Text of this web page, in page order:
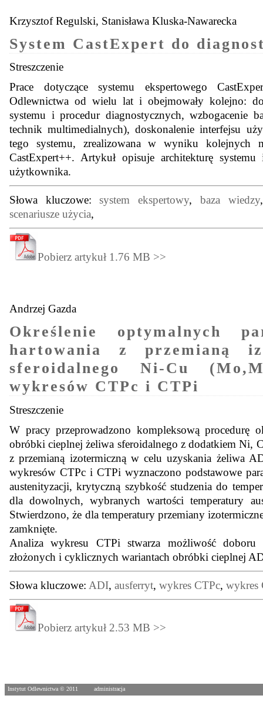
Krzysztof Regulski, Stanisława Kluska-Nawarecka
System CastExpert do
Streszczenie
Prace dotyczące systemu ekspertowego
Odlewnictwa od wielu lat i obejmowały kolejno:
systemu i procedur diagnostycznych, wzbogacenie
technik multimedialnych), doskonalenie interfejsu
tego systemu, zrealizowana w wyniku kolejnych
CastExpert++. Artykuł opisuje architekturę
użytkownika.
Słowa kluczowe:system ekspertowy, baza wiedzy,
scenariusze użycia,
Pobierz artykuł 1.76 MB >>
Andrzej Gazda
Określenie optymalnych
hartowania z przemianą
sferoidalnego Ni-Cu
wykresów CTPc i CTPi
Streszczenie
W pracy przeprowadzono kompleksową procedurę
obróbki cieplnej żeliwa sferoidalnego z dodatkiem Ni,
z przemianą izotermiczną w celu uzyskania żeliwa
wykresów CTPc i CTPi wyznaczono podstawowe
austenityzacji, krytyczną szybkość studzenia do
dla dowolnych, wybranych wartości temperatury
Stwierdzono, że dla temperatury przemiany
zamknięte.
Analiza wykresu CTPi stwarza możliwość doboru
złożonych i cyklicznych wariantach obróbki cieplnej
Słowa kluczowe: ADI, ausferryt, wykres CTPc, wykres
Pobierz artykuł 2.53 MB >>
Instytut Odlewnictwa © 2011 administracja